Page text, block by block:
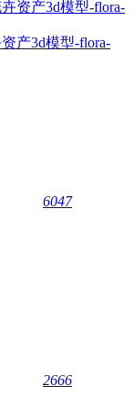
产3d模型-flora-
6047
2666